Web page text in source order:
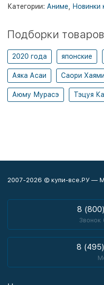
Категории: Аниме Новинки
Подборки
2020 года японские
Аяка Асаи Саори Хаями
Аюму Мурасэ Тэцуя
2007-2026 © купи-все.РУ —
8
Звонок
8